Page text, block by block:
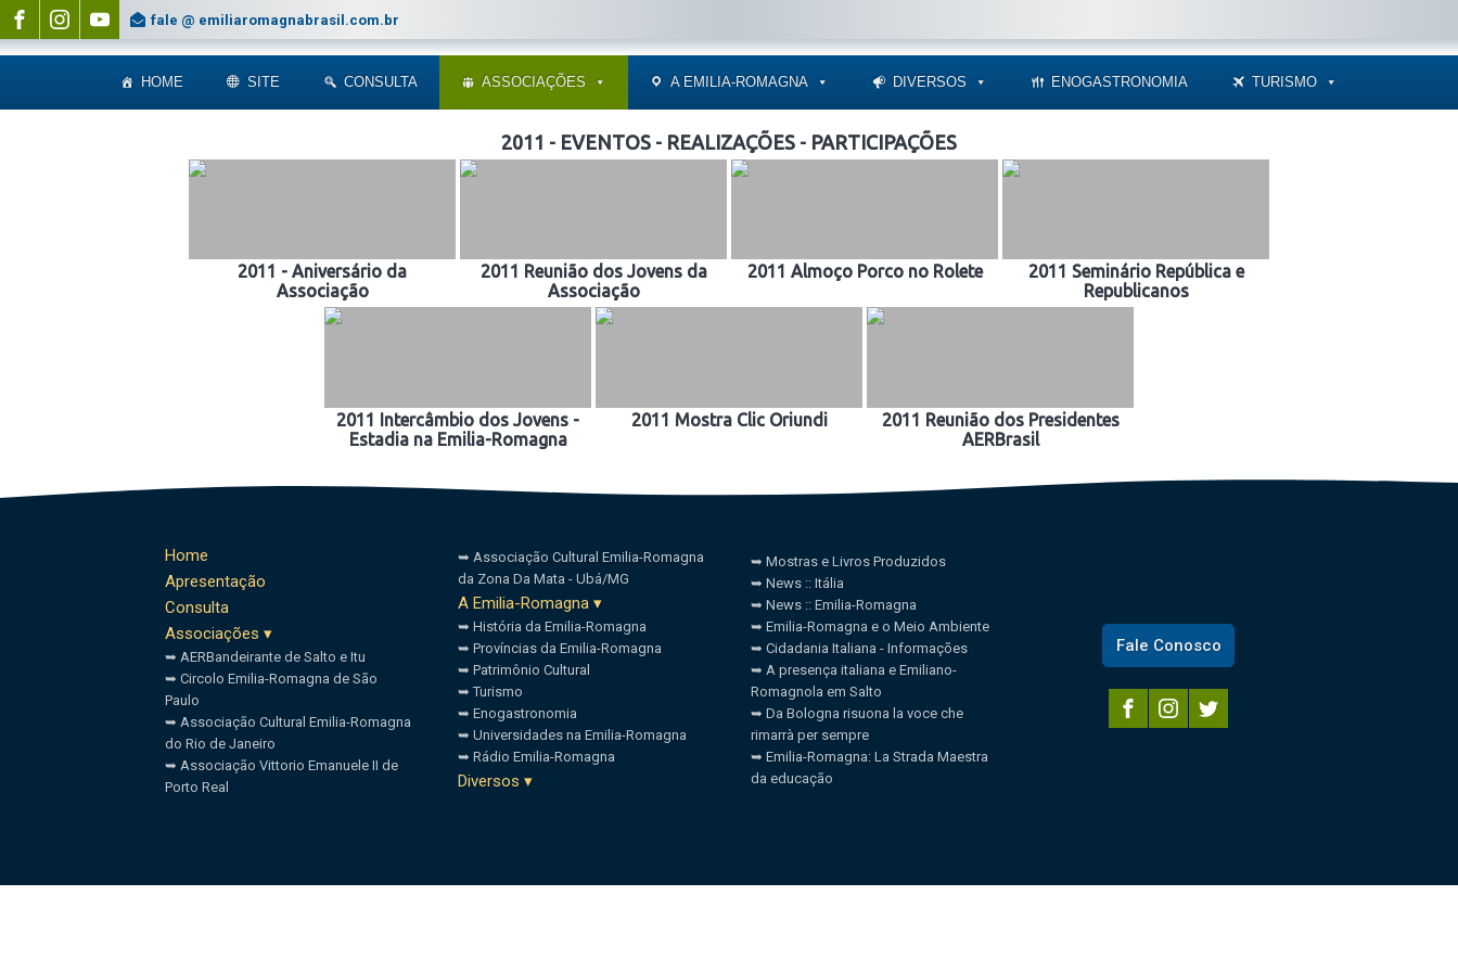
fale @ emiliaromagnabrasil.com.br
HOME SITE CONSULTA ASSOCIAÇÕES A EMILIA-ROMAGNA DIVERSOS ENOGASTRONOMIA TURISMO
2011 - EVENTOS - REALIZAÇÕES - PARTICIPAÇÕES
2011 - Aniversário da
Associação
2011 Reunião dos Jovens da
Associação
2011 Almoço Porco no Rolete
2011 Seminário República e
Republicanos
2011 Intercâmbio dos Jovens -
Estadia na Emilia-Romagna
2011 Mostra Clic Oriundi
2011 Reunião dos Presidentes
AERBrasil
Home
Apresentação
Consulta
Associações ▾
➥ AERBandeirante de Salto e Itu
➥ Circolo Emilia-Romagna de São
Paulo
➥ Associação Cultural Emilia-Romagna
do Rio de Janeiro
➥ Associação Vittorio Emanuele II de
Porto Real
➥ Associação Cultural Emilia-Romagna
da Zona Da Mata - Ubá/MG
A Emilia-Romagna ▾
➥ História da Emilia-Romagna
➥ Províncias da Emilia-Romagna
➥ Patrimônio Cultural
➥ Turismo
➥ Enogastronomia
➥ Universidades na Emilia-Romagna
➥ Rádio Emilia-Romagna
Diversos ▾
➥ Mostras e Livros Produzidos
➥ News :: Itália
➥ News :: Emilia-Romagna
➥ Emilia-Romagna e o Meio Ambiente
➥ Cidadania Italiana - Informações
➥ A presença italiana e Emiliano-
Romagnola em Salto
➥ Da Bologna risuona la voce che
rimarrà per sempre
➥ Emilia-Romagna: La Strada Maestra
da educação
Fale Conosco